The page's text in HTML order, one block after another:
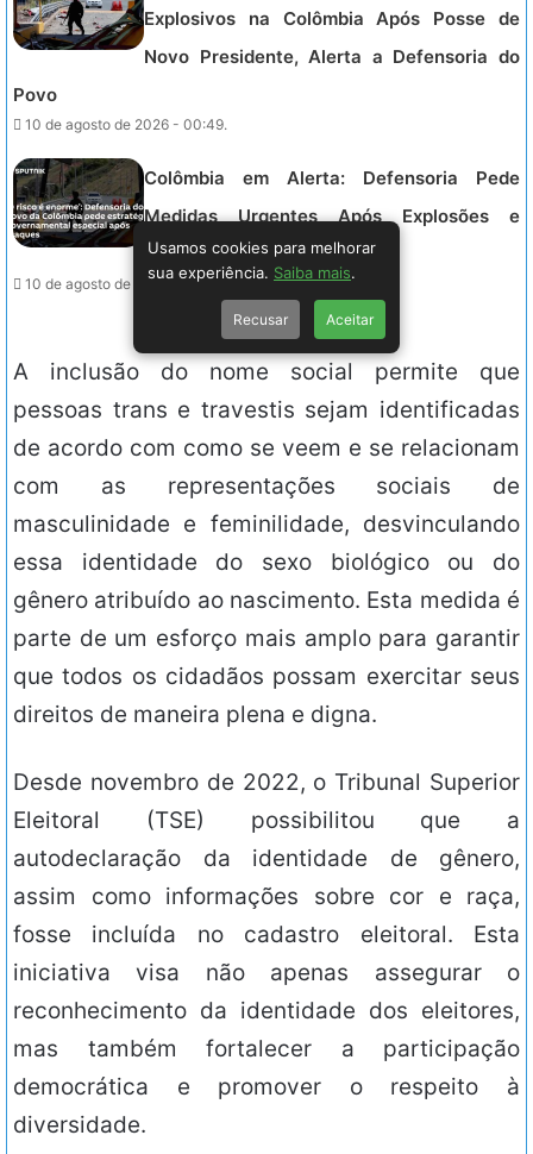
Explosivos na Colômbia Após Posse de
Novo Presidente, Alerta a Defensoria do
Povo
10 de agosto de 2026 - 00:49.
Colômbia em Alerta: Defensoria Pede
Medidas Urgentes Após Explosões e
Aumentos de Violência.
10 de agosto de 2026 - 00:49.
A inclusão do nome social permite que
pessoas trans e travestis sejam identificadas
de acordo com como se veem e se relacionam
com as representações sociais de
masculinidade e feminilidade, desvinculando
essa identidade do sexo biológico ou do
gênero atribuído ao nascimento. Esta medida é
parte de um esforço mais amplo para garantir
que todos os cidadãos possam exercitar seus
direitos de maneira plena e digna.
Desde novembro de 2022, o Tribunal Superior
Eleitoral (TSE) possibilitou que a
autodeclaração da identidade de gênero,
assim como informações sobre cor e raça,
fosse incluída no cadastro eleitoral. Esta
iniciativa visa não apenas assegurar o
reconhecimento da identidade dos eleitores,
mas também fortalecer a participação
democrática e promover o respeito à
diversidade.
Usamos cookies para melhorar
sua experiência. Saiba mais.
Recusar Aceitar